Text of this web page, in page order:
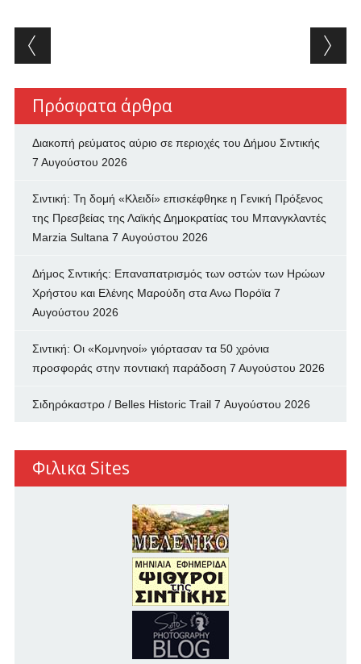
Post navigation
Πρόσφατα άρθρα
Διακοπή ρεύματος αύριο σε περιοχές του Δήμου Σιντικής
7 Αυγούστου 2026
Σιντική: Τη δομή «Κλειδί» επισκέφθηκε η Γενική Πρόξενος
της Πρεσβείας της Λαϊκής Δημοκρατίας του Μπανγκλαντές
Marzia Sultana 7 Αυγούστου 2026
Δήμος Σιντικής: Επαναπατρισμός των oστών των Ηρώων
Χρήστου και Ελένης Μαρούδη στα Ανω Πορόϊα 7
Αυγούστου 2026
Σιντική: Οι «Κομνηνοί» γιόρτασαν τα 50 χρόνια
προσφοράς στην ποντιακή παράδοση 7 Αυγούστου 2026
Σιδηρόκαστρο / Belles Historic Trail 7 Αυγούστου 2026
Φιλικα Sites